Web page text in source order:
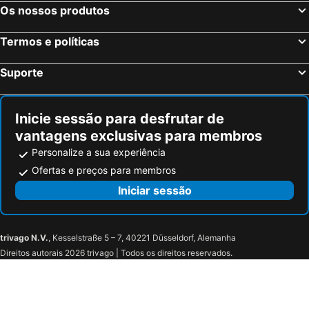
Piancastagnaio, bed and breakfasts
Marina di Grosseto, bed and breakfasts
Radicofani, bed and breakfasts
Castell'Azzara, bed and breakfasts
Gavorrano, bed and breakfasts
Ischia di Castro, bed and breakfasts
Os nossos produtos
Termos e políticas
Suporte
Inicie sessão para desfrutar de
vantagens exclusivas para membros
Personalize a sua experiência
Ofertas e preços para membros
Iniciar sessão
trivago N.V., Kesselstraße 5 – 7, 40221 Düsseldorf, Alemanha
Direitos autorais 2026 trivago | Todos os direitos reservados.